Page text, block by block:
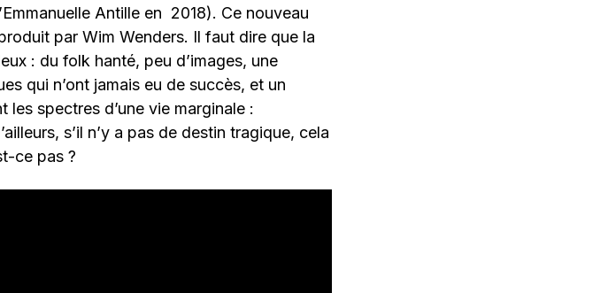
Antille en 2018). Ce nouveau
par Wim Wenders. Il faut dire que la
: du folk hanté, peu d’images, une
qui n’ont jamais eu de succès, et un
spectres d’une vie marginale :
s’il n’y a pas de destin tragique, cela
ce pas ?